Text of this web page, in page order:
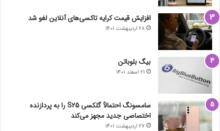
افزایش قیمت کرایه تاکسی‌های آنلاین لغو شد
28 اردیبهشت 1401
بیگ بلوباتن
21 اسفند 1401
سامسونگ احتمالاً گلکسی S25 را به پردازنده
اختصاصی جدید مجهز می‌کند
27 اردیبهشت 1401